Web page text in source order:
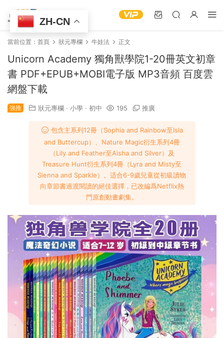
當前位置： 首頁 狀元專欄 牛娃法 正文
Unicorn Academy 獨角獸學院1-20冊英文初章
書 PDF+EPUB+MOBI電子版 MP3音頻 百度雲
網盤下載
強推 狀元專欄 · 小學 · 初中 195 推廣
包含主系列12冊（Sophia and Rainbow至Isla
and Buttercup）、Nature Magic衍生系列4冊
（Lily and Feather至Aisha and Silver）及
Treasure Hunt衍生系列4冊（Lyra and Misty至
Sienna and Sparkle）。适合6-9歲兒童從初級讀物
向章節書過渡閱讀的絕佳選擇，已改編爲Netflix熱
門原創動畫劇集。
ZH-CN